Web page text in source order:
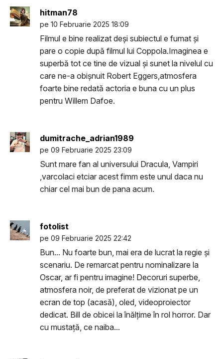
hitman78
pe 10 Februarie 2025 18:09
Filmul e bine realizat deși subiectul e fumat și
pare o copie după filmul lui Coppola.Imaginea e
superbă tot ce tine de vizual și sunet la nivelul cu
care ne-a obișnuit Robert Eggers,atmosfera
foarte bine redată actoria e buna cu un plus
pentru Willem Dafoe.
dumitrache_adrian1989
pe 09 Februarie 2025 23:09
Sunt mare fan al universului Dracula, Vampiri
,varcolaci etciar acest fimm este unul daca nu
chiar cel mai bun de pana acum.
fotolist
pe 09 Februarie 2025 22:42
Bun... Nu foarte bun, mai era de lucrat la regie și
scenariu. De remarcat pentru nominalizare la
Oscar, ar fi pentru imagine! Decoruri superbe,
atmosfera noir, de preferat de vizionat pe un
ecran de top (acasă), oled, videoproiector
dedicat. Bill de obicei la înălțime în rol horror. Dar
cu mustață, ce naiba...